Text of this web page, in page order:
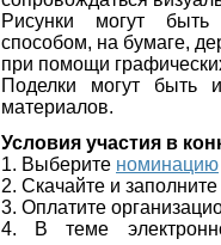
Рисунки могут
способом, на бумаге,
при помощи
Поделки могут быть
материалов.
Условия участия в
1. Выберите номинацию
2. Скачайте и заполните
3. Оплатите
4. В теме